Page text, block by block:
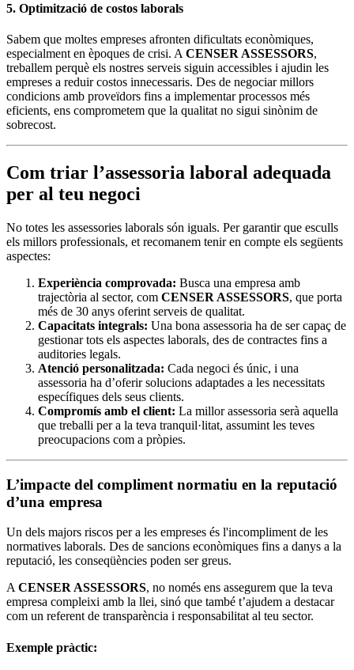
5. Optimització de costos laborals
Sabem que moltes empreses afronten dificultats econòmiques,
especialment en èpoques de crisi. A CENSER ASSESSORS,
treballem perquè els nostres serveis siguin accessibles i ajudin les
empreses a reduir costos innecessaris. Des de negociar millors
condicions amb proveïdors fins a implementar processos més
eficients, ens comprometem que la qualitat no sigui sinònim de
sobrecost.
Com triar l’assessoria laboral adequada
per al teu negoci
No totes les assessories laborals són iguals. Per garantir que esculls
els millors professionals, et recomanem tenir en compte els següents
aspectes:
Experiència comprovada: Busca una empresa amb
trajectòria al sector, com CENSER ASSESSORS, que porta
més de 30 anys oferint serveis de qualitat.
Capacitats integrals: Una bona assessoria ha de ser capaç de
gestionar tots els aspectes laborals, des de contractes fins a
auditories legals.
Atenció personalitzada: Cada negoci és únic, i una
assessoria ha d’oferir solucions adaptades a les necessitats
específiques dels seus clients.
Compromís amb el client: La millor assessoria serà aquella
que treballi per a la teva tranquil·litat, assumint les teves
preocupacions com a pròpies.
L’impacte del compliment normatiu en la reputació
d’una empresa
Un dels majors riscos per a les empreses és l'incompliment de les
normatives laborals. Des de sancions econòmiques fins a danys a la
reputació, les conseqüències poden ser greus.
A CENSER ASSESSORS, no només ens assegurem que la teva
empresa compleixi amb la llei, sinó que també t’ajudem a destacar
com un referent de transparència i responsabilitat al teu sector.
Exemple pràctic: